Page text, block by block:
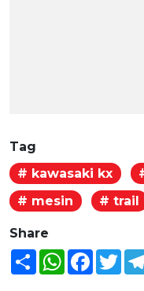
Tag
# kawasaki kx
# mesin
# trail
Share
Share WhatsApp